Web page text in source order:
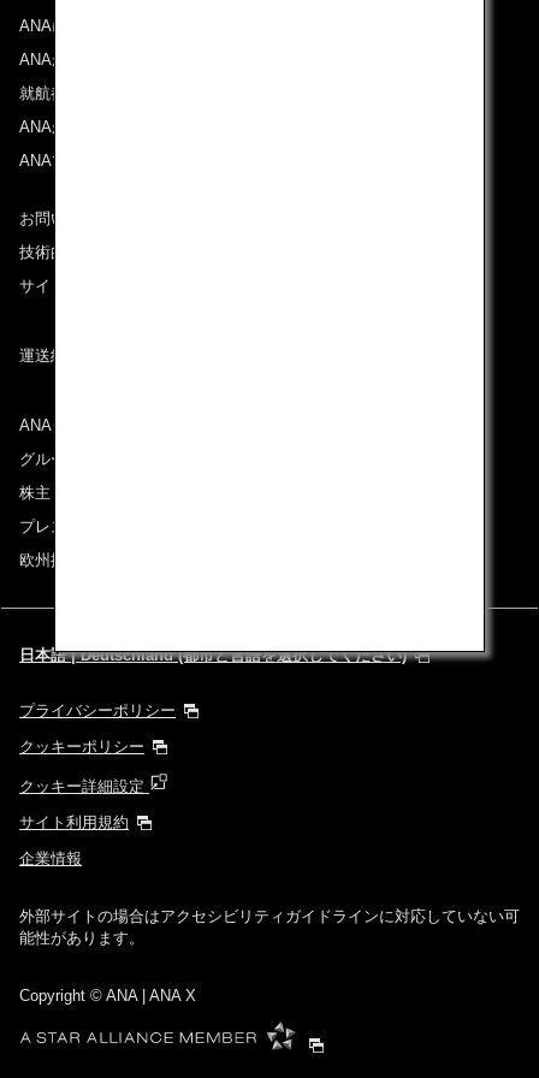
ANAについて
ANAからのお知らせ
就航都市
ANAがお約束する体験
ANAマイレージクラブ
お問い合わせ
技術的なお問い合わせ（推奨環境）
サイトマップ
運送約款
ANAグループについて
グループ企業一覧
株主・投資家情報
プレスリリース
欧州採用情報
日本語 | Deutschland (都市と言語を選択してください)
プライバシーポリシー
クッキーポリシー
クッキー詳細設定
サイト利用規約
企業情報
外部サイトの場合はアクセシビリティガイドラインに対応していない可
能性があります。
Copyright © ANA | ANA X